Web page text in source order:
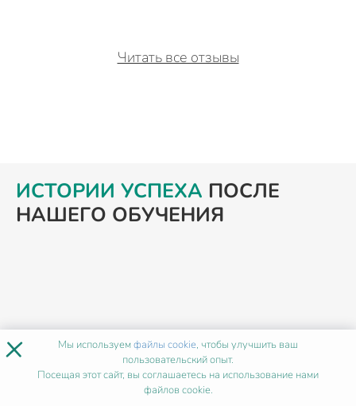
Читать все отзывы
ИСТОРИИ УСПЕХА ПОСЛЕ
НАШЕГО ОБУЧЕНИЯ
× Мы используемфайлы cookie, чтобы улучшить ваш
пользовательский опыт.
Посещая этот сайт, вы соглашаетесь на использование нами
файлов cookie.